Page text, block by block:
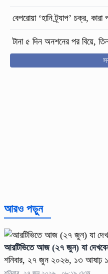
বেপরোয়া ‘হানি ট্র্যাপ’ চক্র,
টানা ৫ দিন অনশনের পর বিয়ে,
আরও পড়ুন
আরটিভিতে আজ (২৭ জুন) যা
শনিবার, ২৭ জুন ২০২৬, ১৩ আষাঢ়